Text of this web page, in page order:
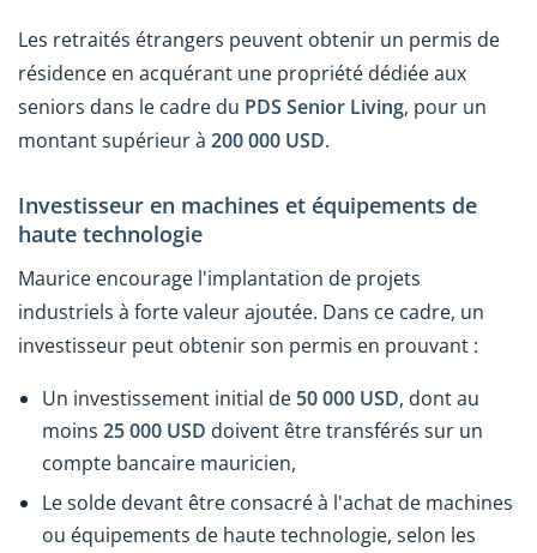
Les retraités étrangers peuvent obtenir un permis de
résidence en acquérant une propriété dédiée aux
seniors dans le cadre du PDS Senior Living, pour un
montant supérieur à 200 000 USD.
Investisseur en machines et équipements de
haute technologie
Maurice encourage l'implantation de projets
industriels à forte valeur ajoutée. Dans ce cadre, un
investisseur peut obtenir son permis en prouvant :
Un investissement initial de 50 000 USD, dont au
moins 25 000 USD doivent être transférés sur un
compte bancaire mauricien,
Le solde devant être consacré à l'achat de machines
ou équipements de haute technologie, selon les